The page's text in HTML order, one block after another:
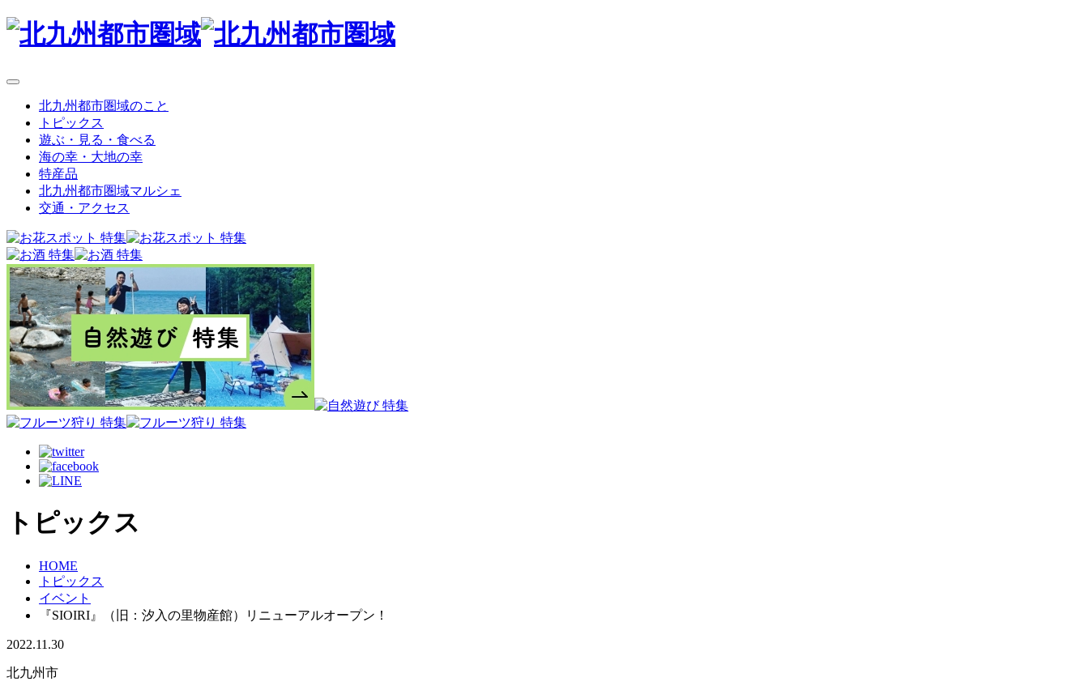
北九州都市圏域のこと
トピックス
遊ぶ・見る・食べる
海の幸・大地の幸
特産品
北九州都市圏域マルシェ
交通・アクセス
トピックス
HOME
トピックス
イベント
『SIOIRI』（旧：汐入の里物産館）リニューアルオープン！
2022.11.30
北九州市